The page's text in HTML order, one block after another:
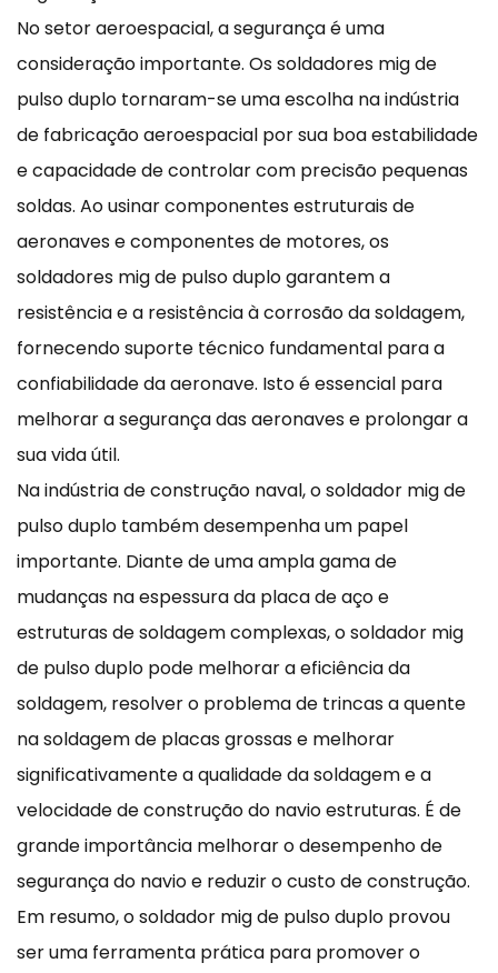
No setor aeroespacial, a segurança é uma
consideração importante. Os soldadores mig de
pulso duplo tornaram-se uma escolha na indústria
de fabricação aeroespacial por sua boa estabilidade
e capacidade de controlar com precisão pequenas
soldas. Ao usinar componentes estruturais de
aeronaves e componentes de motores, os
soldadores mig de pulso duplo garantem a
resistência e a resistência à corrosão da soldagem,
fornecendo suporte técnico fundamental para a
confiabilidade da aeronave. Isto é essencial para
melhorar a segurança das aeronaves e prolongar a
sua vida útil.
Na indústria de construção naval, o soldador mig de
pulso duplo também desempenha um papel
importante. Diante de uma ampla gama de
mudanças na espessura da placa de aço e
estruturas de soldagem complexas, o soldador mig
de pulso duplo pode melhorar a eficiência da
soldagem, resolver o problema de trincas a quente
na soldagem de placas grossas e melhorar
significativamente a qualidade da soldagem e a
velocidade de construção do navio estruturas. É de
grande importância melhorar o desempenho de
segurança do navio e reduzir o custo de construção.
Em resumo, o soldador mig de pulso duplo provou
ser uma ferramenta prática para promover o